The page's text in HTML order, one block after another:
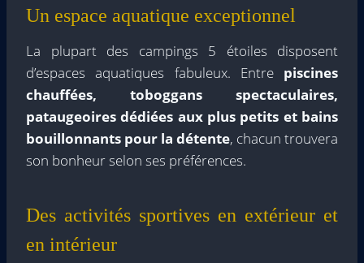
Un espace aquatique exceptionnel
La plupart des campings 5 étoiles disposent
d’espaces aquatiques fabuleux. Entre piscines
chauffées, toboggans spectaculaires,
pataugeoires dédiées aux plus petits et bains
bouillonnants pour la détente, chacun trouvera
son bonheur selon ses préférences.
Des activités sportives en extérieur et
en intérieur